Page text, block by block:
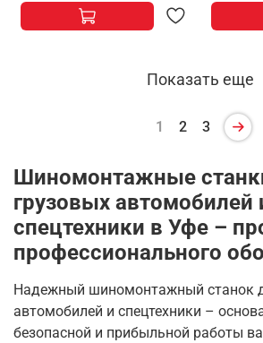
Показать еще
1 2 3
Шиномонтажные
грузовых автомобилей
спецтехники в Уфе –
профессионального
Надежный шиномонтажный станок
автомобилей и спецтехники –
безопасной и прибыльной работы